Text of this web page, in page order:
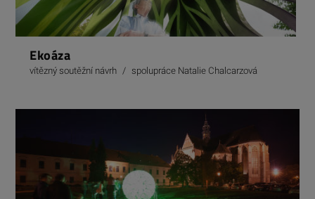
Ekoáza
vítězný soutěžní návrh / spolupráce Natalie Chalcarzová